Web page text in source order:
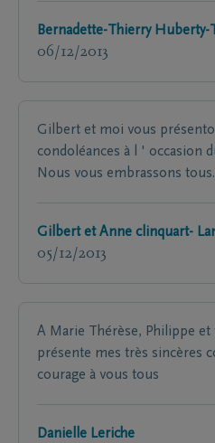
Bernadette-Thierry Huberty-
06/12/2013
Gilbert et moi vous
condoléances à l ' occasion
Nous vous embrassons tous.
Gilbert et Anne clinquart-
05/12/2013
A Marie Thérèse, Philippe
présente mes très sincères
courage à vous tous
Danielle Leriche